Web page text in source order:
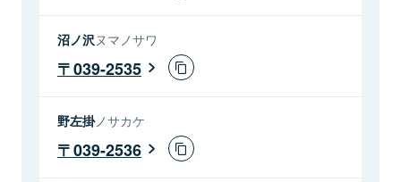
沼ノ沢 ヌマノサワ
039-2535
野左掛ノサカケ
039-2536